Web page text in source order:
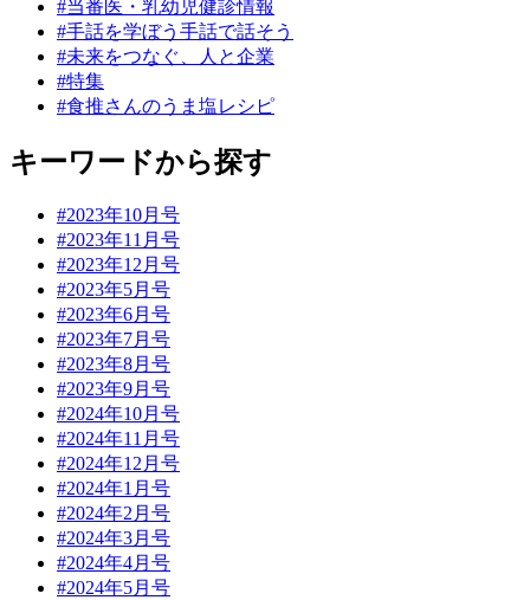
#当番医・乳幼児健診情報
#手話を学ぼう手話で話そう
#未来をつなぐ、人と企業
#特集
#食推さんのうま塩レシピ
キーワードから探す
#2023年10月号
#2023年11月号
#2023年12月号
#2023年5月号
#2023年6月号
#2023年7月号
#2023年8月号
#2023年9月号
#2024年10月号
#2024年11月号
#2024年12月号
#2024年1月号
#2024年2月号
#2024年3月号
#2024年4月号
#2024年5月号